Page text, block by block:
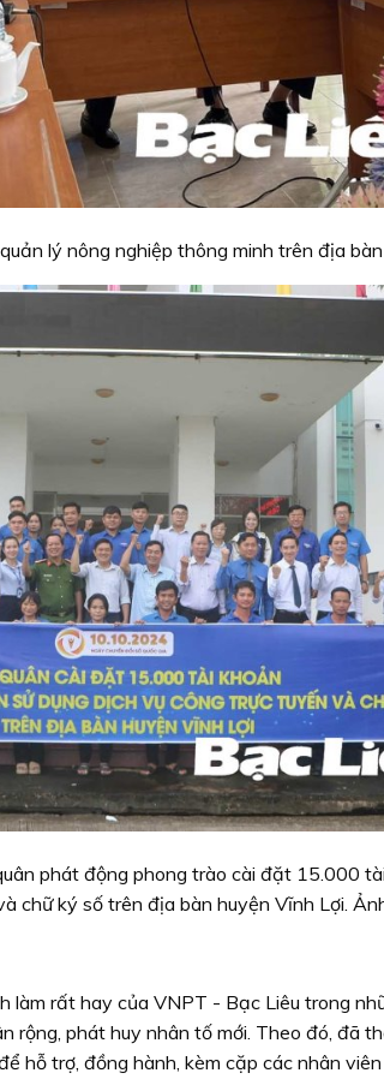
lý nông nghiệp thông minh trên địa
phát động phong trào cài đặt 15.000
chữ ký số trên địa bàn huyện Vĩnh Lợi.
làm rất hay của VNPT - Bạc Liêu trong
rộng, phát huy nhân tố mới. Theo đó, đã
hỗ trợ, đồng hành, kèm cặp các nhân